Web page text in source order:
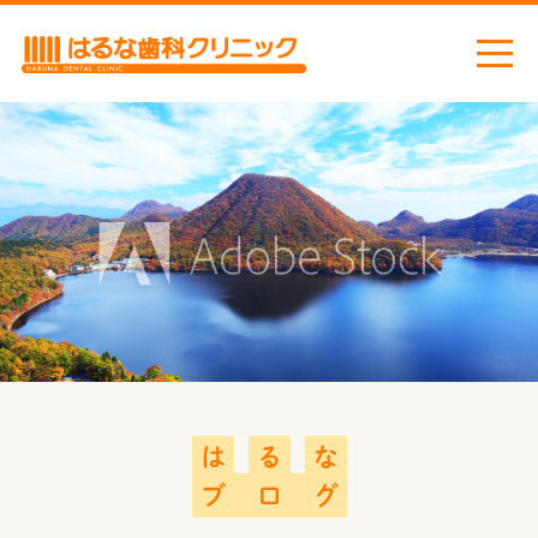
ホーム お知らせ
ごあいさつ
当院の取り組み
感染症対策
診療案内
は る
な
ブ
ロ グ